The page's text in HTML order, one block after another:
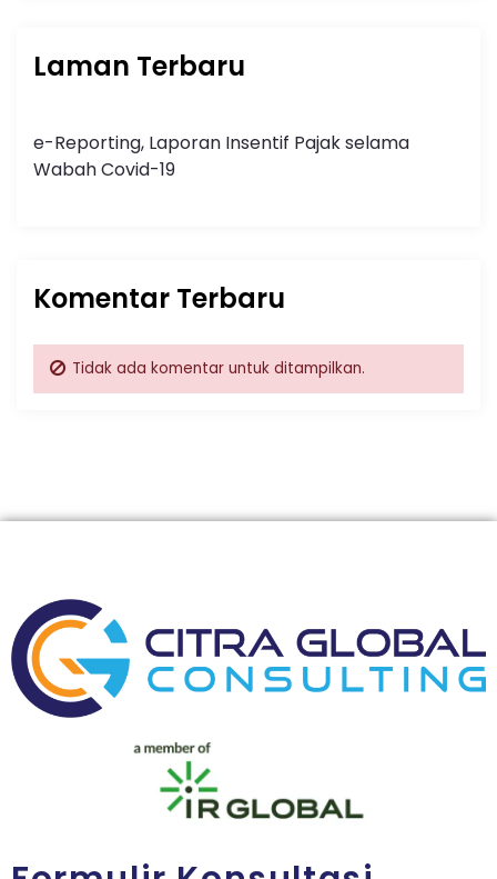
Laman Terbaru
e-Reporting, Laporan Insentif Pajak selama
Wabah Covid-19
Komentar Terbaru
Tidak ada komentar untuk ditampilkan.